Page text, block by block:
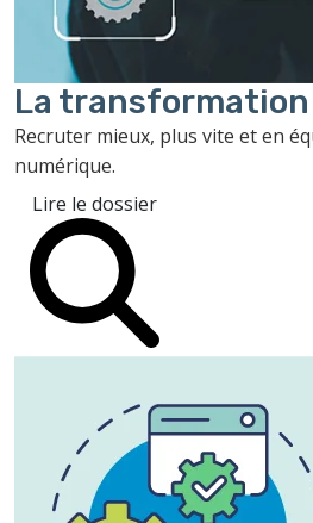
La transformation
Recruter mieux, plus vite et en
numérique.
Lire le dossier